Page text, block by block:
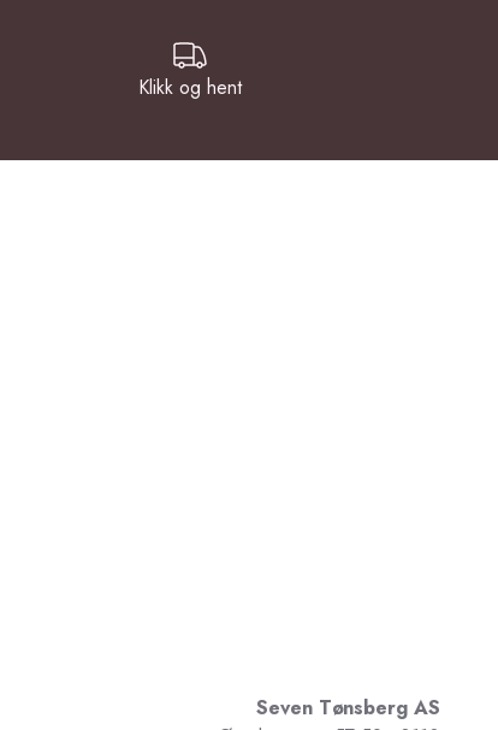
Klikk og hent
Seven Tønsberg AS